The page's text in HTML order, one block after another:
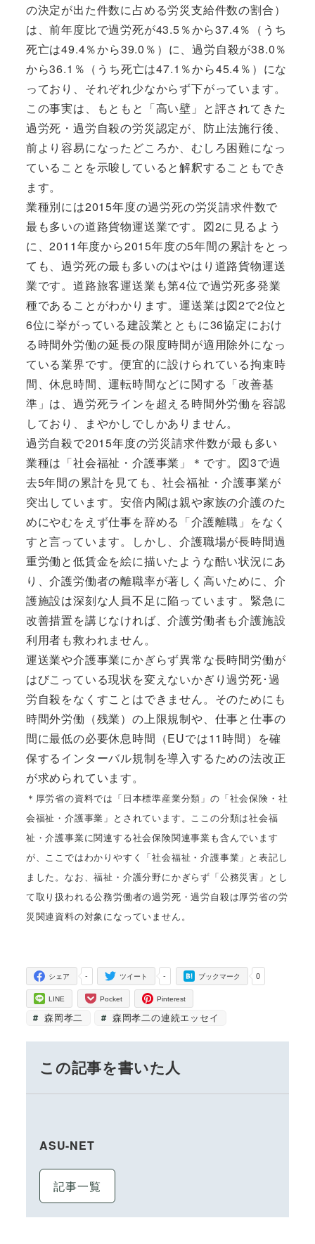
の決定が出た件数に占める労災支給件数の割合）
は、前年度比で過労死が43.5％から37.4％（うち
死亡は49.4％から39.0％）に、過労自殺が38.0％
から36.1％（うち死亡は47.1％から45.4％）にな
っており、それぞれ少なからず下がっています。
この事実は、もともと「高い壁」と評されてきた
過労死・過労自殺の労災認定が、防止法施行後、
前より容易になったどころか、むしろ困難になっ
ていることを示唆していると解釈することもでき
ます。
業種別には2015年度の過労死の労災請求件数で
最も多いの道路貨物運送業です。図2に見るよう
に、2011年度から2015年度の5年間の累計をとっ
ても、過労死の最も多いのはやはり道路貨物運送
業です。道路旅客運送業も第4位で過労死多発業
種であることがわかります。運送業は図2で2位と
6位に挙がっている建設業とともに36協定におけ
る時間外労働の延長の限度時間が適用除外になっ
ている業界です。便宜的に設けられている拘束時
間、休息時間、運転時間などに関する「改善基
準」は、過労死ラインを超える時間外労働を容認
しており、まやかしでしかありません。
過労自殺で2015年度の労災請求件数が最も多い
業種は「社会福祉・介護事業」＊です。図3で過
去5年間の累計を見ても、社会福祉・介護事業が
突出しています。安倍内閣は親や家族の介護のた
めにやむをえず仕事を辞める「介護離職」をなく
すと言っています。しかし、介護職場が長時間過
重労働と低賃金を絵に描いたような酷い状況にあ
り、介護労働者の離職率が著しく高いために、介
護施設は深刻な人員不足に陥っています。緊急に
改善措置を講じなければ、介護労働者も介護施設
利用者も救われません。
運送業や介護事業にかぎらず異常な長時間労働が
はびこっている現状を変えないかぎり過労死･過
労自殺をなくすことはできません。そのためにも
時間外労働（残業）の上限規制や、仕事と仕事の
間に最低の必要休息時間（EUでは11時間）を確
保するインターバル規制を導入するための法改正
が求められています。
＊厚労省の資料では「日本標準産業分類」の「社会保険・社
会福祉・介護事業」とされています。ここの分類は社会福
祉・介護事業に関連する社会保険関連事業も含んでいます
が、ここではわかりやすく「社会福祉・介護事業」と表記し
ました。なお、福祉・介護分野にかぎらず「公務災害」とし
て取り扱われる公務労働者の過労死・過労自殺は厚労省の労
災関連資料の対象になっていません。
-
シェア -
ツイート 0
ブックマーク
LINE Pocket Pinterest
森岡孝二 森岡孝二の連続エッセイ
この記事を書いた人
ASU-NET
記事一覧